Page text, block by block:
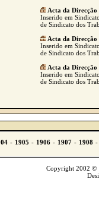
Acta da Direcção
Inserido em
de Sindicato dos
Acta da Direcção
Inserido em
de Sindicato dos
Acta da Direcção
Inserido em
de Sindicato dos
Copyright 2002 ©